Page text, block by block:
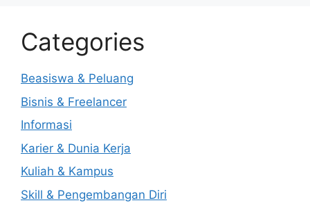
Categories
Beasiswa & Peluang
Bisnis & Freelancer
Informasi
Karier & Dunia Kerja
Kuliah & Kampus
Skill & Pengembangan Diri